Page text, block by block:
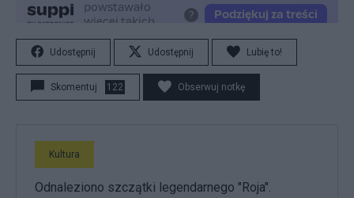
Udostępnij Udostępnij Lubię to!
Skomentuj 122 Obserwuj notkę
Kultura
Odnaleziono szczątki legendarnego "Roja".